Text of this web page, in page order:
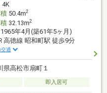
4K
50.4m2
32.13m2
1965年4月(築61年5ヶ月)
高徳線 昭和町駅 徒歩9分
通
県高松市扇町１
即入居可